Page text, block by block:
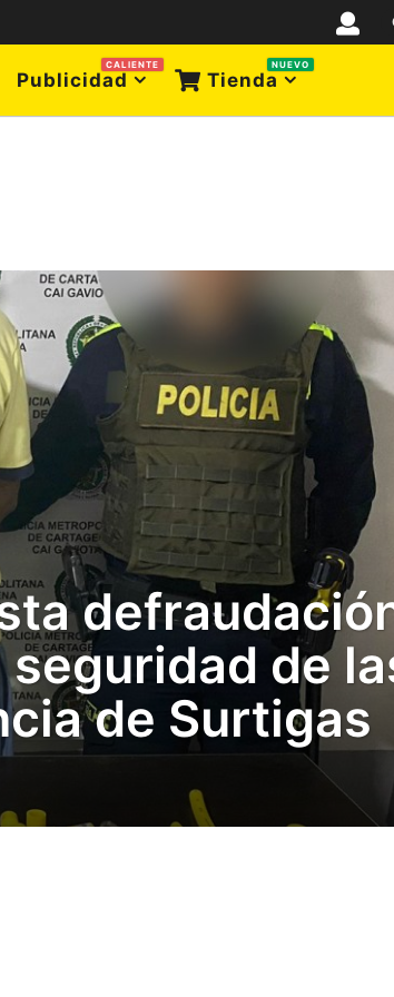
Publicidad
CALIENTE
Tienda
NUEVO
de
de Surtigas